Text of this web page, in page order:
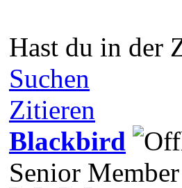
Hast du in der
Suchen
Zitieren
Blackbird
Senior Member